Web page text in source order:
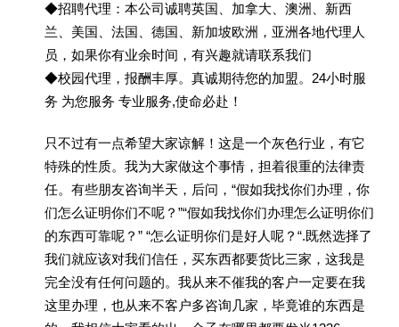
◆招聘代理：本公司诚聘英国、加拿大、澳洲、新西
兰、美国、法国、德国、新加坡欧洲，亚洲各地代理人
员，如果你有业余时间，有兴趣就请联系我们
◆校园代理，报酬丰厚。真诚期待您的加盟。24小时服
务 为您服务 专业服务,使命必赴！
只不过有一点希望大家谅解！这是一个灰色行业，有它
特殊的性质。我为大家做这个事情，担着很重的法律责
任。有些朋友咨询半天，后问，“假如我找你们办理，你
们怎么证明你们不呢？”“假如我找你们办理怎么证明你们
的东西可靠呢？” “怎么证明你们是好人呢？“.既然选择了
我们就应该对我们信任，买东西都要货比三家，这我是
完全没有任何问题的。我从来不催我的客户一定要在我
这里办理，也从来不客户多咨询几家，毕竟谁的东西是